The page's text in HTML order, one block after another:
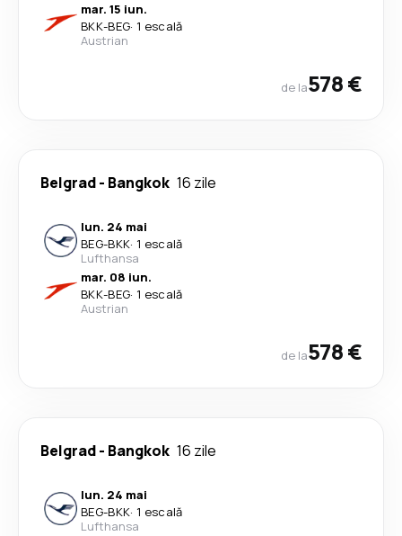
mar. 15 iun.
BKK-BEG· 1 escală
Austrian
de la578 €
Belgrad- Bangkok 16 zile
lun. 24 mai
BEG-BKK· 1 escală
Lufthansa
mar. 08 iun.
BKK-BEG· 1 escală
Austrian
de la578 €
Belgrad- Bangkok 16 zile
lun. 24 mai
BEG-BKK· 1 escală
Lufthansa